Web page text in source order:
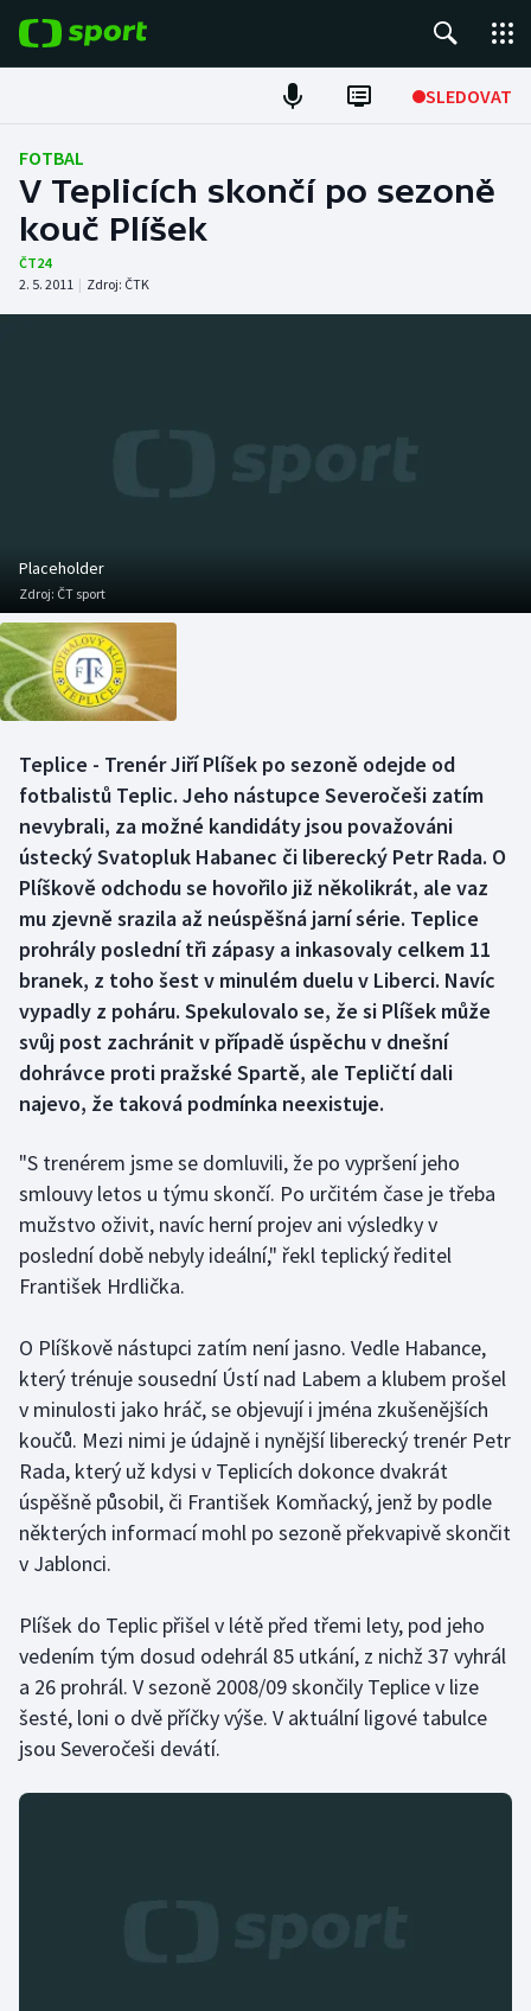
SLEDOVAT
Fotbal
Hokej
Tenis
Atletika
Basketbal
Biatlon
Boby a skeleton
Box
Curling
Dostihy
Florbal
Futsal
Golf
Gymnastika
Házená
Jezdectví
Judo
Krasobruslení
Lezení
Lyže a snowboard
Moderní pětiboj
Motorsport
Olympijské hry
Parasport
Plavání
Plážový volejbal
Historické návraty
Aplikace ČT sport
AZ kvíz
FOTBAL
V Teplicích skončí po sezoně
kouč Plíšek
ČT24
2. 5. 2011 | Zdroj: ČTK
Placeholder
Zdroj: ČT sport
Teplice - Trenér Jiří Plíšek po sezoně odejde od
fotbalistů Teplic. Jeho nástupce Severočeši zatím
nevybrali, za možné kandidáty jsou považováni
ústecký Svatopluk Habanec či liberecký Petr Rada. O
Plíškově odchodu se hovořilo již několikrát, ale vaz
mu zjevně srazila až neúspěšná jarní série. Teplice
prohrály poslední tři zápasy a inkasovaly celkem 11
branek, z toho šest v minulém duelu v Liberci. Navíc
vypadly z poháru. Spekulovalo se, že si Plíšek může
svůj post zachránit v případě úspěchu v dnešní
dohrávce proti pražské Spartě, ale Tepličtí dali
najevo, že taková podmínka neexistuje.
"S trenérem jsme se domluvili, že po vypršení jeho
smlouvy letos u týmu skončí. Po určitém čase je třeba
mužstvo oživit, navíc herní projev ani výsledky v
poslední době nebyly ideální," řekl teplický ředitel
František Hrdlička.
O Plíškově nástupci zatím není jasno. Vedle Habance,
který trénuje sousední Ústí nad Labem a klubem prošel
v minulosti jako hráč, se objevují i jména zkušenějších
koučů. Mezi nimi je údajně i nynější liberecký trenér Petr
Rada, který už kdysi v Teplicích dokonce dvakrát
úspěšně působil, či František Komňacký, jenž by podle
některých informací mohl po sezoně překvapivě skončit
v Jablonci.
Plíšek do Teplic přišel v létě před třemi lety, pod jeho
vedením tým dosud odehrál 85 utkání, z nichž 37 vyhrál
a 26 prohrál. V sezoně 2008/09 skončily Teplice v lize
šesté, loni o dvě příčky výše. V aktuální ligové tabulce
jsou Severočeši devátí.